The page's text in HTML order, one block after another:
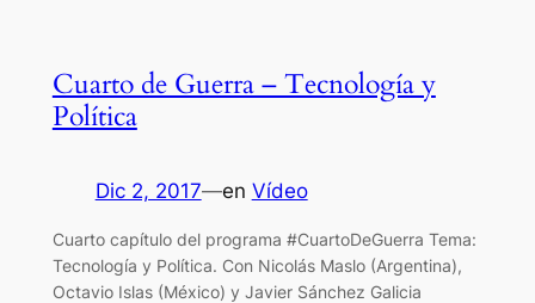
Cuarto de Guerra – Tecnología y
Política
Dic 2, 2017—en Vídeo
Cuarto capítulo del programa #CuartoDeGuerra Tema:
Tecnología y Política. Con Nicolás Maslo (Argentina),
Octavio Islas (México) y Javier Sánchez Galicia